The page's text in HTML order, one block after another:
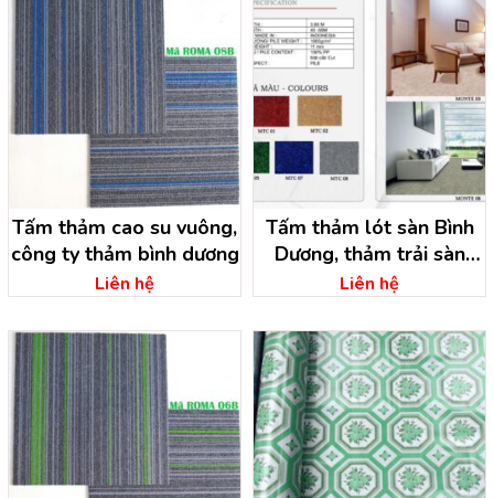
Tấm thảm cao su vuông,
công ty thảm bình dương
Liên hệ
Tấm thảm lót sàn Bình
Dương, thảm trải sàn
bình dương
Liên hệ